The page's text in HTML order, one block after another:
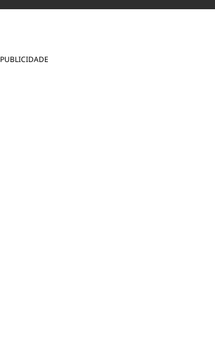
PUBLICIDADE